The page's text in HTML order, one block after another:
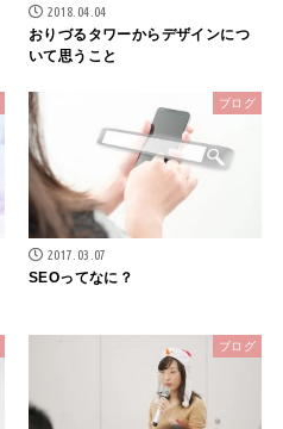
2018.04.04
おりづるタワーからデザインにつ
いて思うこと
ブログ
2017.03.07
SEOってなに？
ブログ